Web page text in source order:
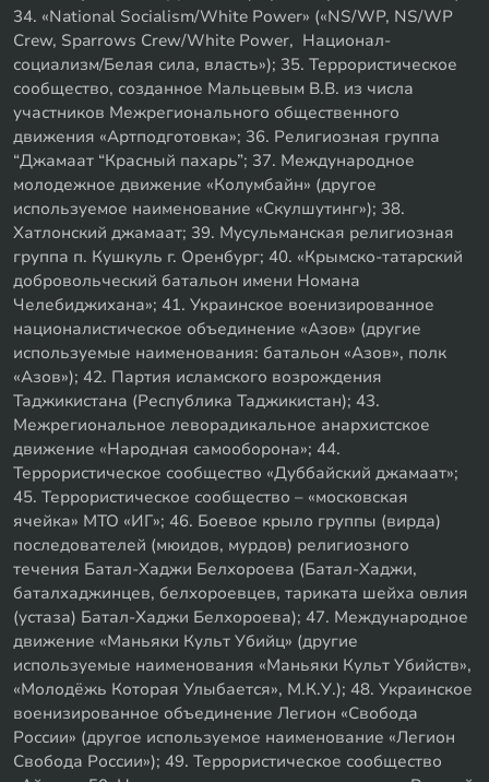
34. «National Socialism/White Power» («NS/WP, NS/WP
Crew, Sparrows Crew/White Power, Национал-
социализм/Белая сила, власть»); 35. Террористическое
сообщество, созданное Мальцевым В.В. из числа
участников Межрегионального общественного
движения «Артподготовка»; 36. Религиозная группа
“Джамаат “Красный пахарь”; 37. Международное
молодежное движение «Колумбайн» (другое
используемое наименование «Скулшутинг»); 38.
Хатлонский джамаат; 39. Мусульманская религиозная
группа п. Кушкуль г. Оренбург; 40. «Крымско-татарский
добровольческий батальон имени Номана
Челебиджихана»; 41. Украинское военизированное
националистическое объединение «Азов» (другие
используемые наименования: батальон «Азов», полк
«Азов»); 42. Партия исламского возрождения
Таджикистана (Республика Таджикистан); 43.
Межрегиональное леворадикальное анархистское
движение «Народная самооборона»; 44.
Террористическое сообщество «Дуббайский джамаат»;
45. Террористическое сообщество – «московская
ячейка» МТО «ИГ»; 46. Боевое крыло группы (вирда)
последователей (мюидов, мурдов) религиозного
течения Батал-Хаджи Белхороева (Батал-Хаджи,
баталхаджинцев, белхороевцев, тариката шейха овлия
(устаза) Батал-Хаджи Белхороева); 47. Международное
движение «Маньяки Культ Убийц» (другие
используемые наименования «Маньяки Культ Убийств»,
«Молодёжь Которая Улыбается», М.К.У.); 48. Украинское
военизированное объединение Легион «Свобода
России» (другое используемое наименование «Легион
Свобода России»); 49. Террористическое сообщество